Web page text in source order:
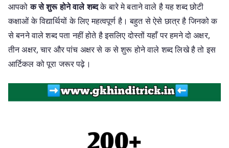
आपकोक से शुरू होने वाले शब्दके बारे मे बताने वाले है यह शब्द छोटी
कक्षाओं के विद्यार्थियों के लिए महत्वपूर्ण है। बहुत से ऐसे छात्र है जिनको क
से बनने वाले शब्द पता नहीं होते है इसलिए दोस्तों यहाँ पर हमने दो अक्षर,
तीन अक्षर, चार और पांच अक्षर से क से शुरू होने वाले शब्द लिखे है तो इस
आर्टिकल को पूरा जरूर पढ़े।